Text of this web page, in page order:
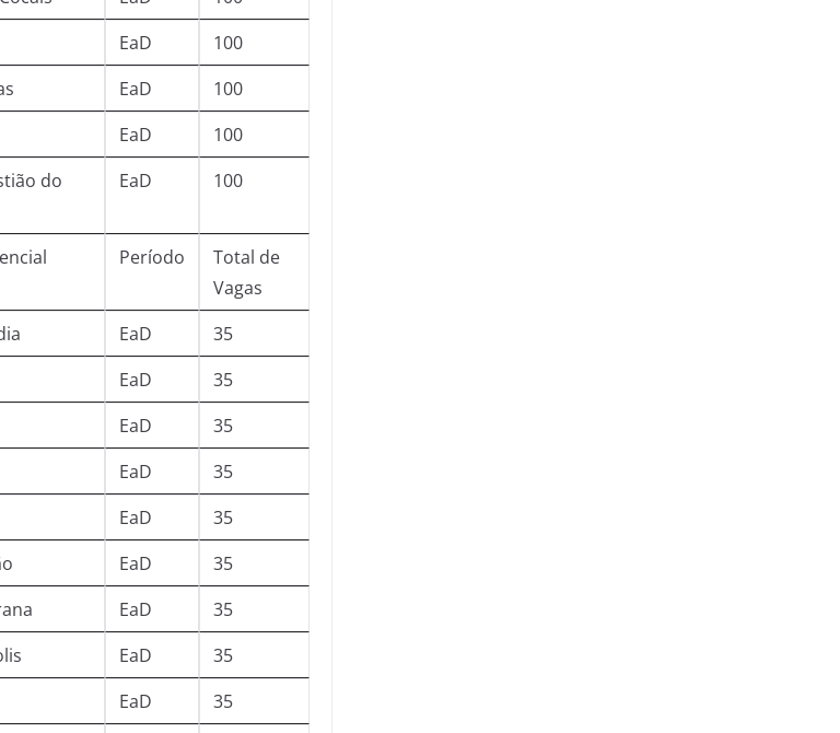
EaD
100
EaD
100
EaD
100
do
EaD 100
Período
Total de
Vagas
EaD
35
EaD
35
EaD
35
EaD
35
EaD
35
EaD
35
EaD
35
EaD
35
EaD
35